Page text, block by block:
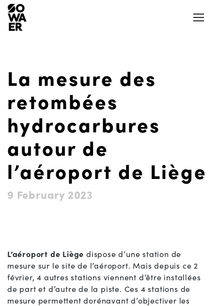
Ouvrir
Presse
Jobs
Aéroports et aérodromes
Notre Appli
LinkedIn
Aides et mesures
Nos logements
La SOWAER
Actions et projets citoyens
La mesure des
retombées
hydrocarbures
autour de
l’aéroport de Liège
9 February 2023
L’aéroport de Liège dispose d’une station de
mesure sur le site de l’aéroport. Mais depuis ce 2
février, 4 autres stations viennent d’être installées
de part et d’autre de la piste. Ces 4 stations de
mesure permettent dorénavant d’objectiver les